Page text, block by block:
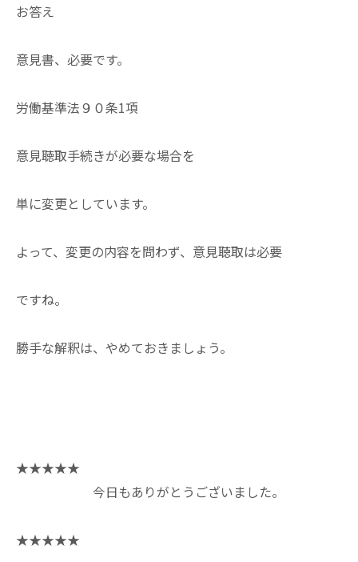
お答え
意見書、必要です。
労働基準法９０条1項
意見聴取手続きが必要な場合を
単に変更としています。
よって、変更の内容を問わず、意見聴取は必要
ですね。
勝手な解釈は、やめておきましょう。
★★★★★
今日もありがとうございました。
★★★★★